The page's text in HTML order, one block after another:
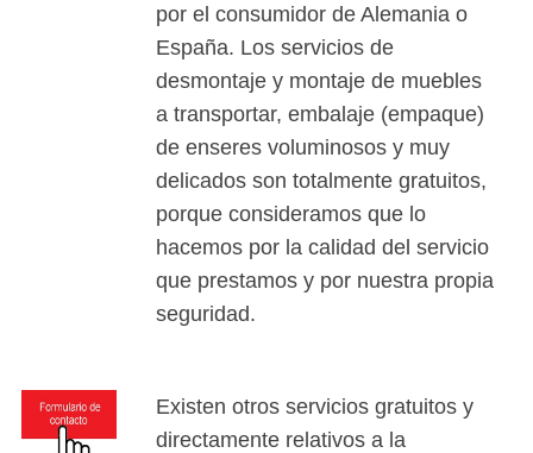
por el consumidor de Alemania o
España. Los servicios de
desmontaje y montaje de muebles
a transportar, embalaje (empaque)
de enseres voluminosos y muy
delicados son totalmente gratuitos,
porque consideramos que lo
hacemos por la calidad del servicio
que prestamos y por nuestra propia
seguridad.
Existen otros servicios gratuitos y
directamente relativos a la